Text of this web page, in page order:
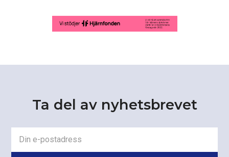
Ta del av nyhetsbrevet